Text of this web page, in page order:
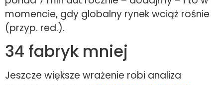
momencie, gdy globalny rynek wciąż rośnie
(przyp. red.).
34 fabryk mniej
Jeszcze większe wrażenie robi analiza